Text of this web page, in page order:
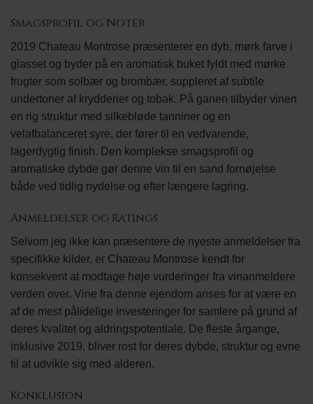
Smagsprofil og Noter
2019 Chateau Montrose præsenterer en dyb, mørk farve i
glasset og byder på en aromatisk buket fyldt med mørke
frugter som solbær og brombær, suppleret af subtile
undertoner af krydderier og tobak. På ganen tilbyder vinen
en rig struktur med silkebløde tanniner og en
velafbalanceret syre, der fører til en vedvarende,
lagerdygtig finish. Den komplekse smagsprofil og
aromatiske dybde gør denne vin til en sand fornøjelse
både ved tidlig nydelse og efter længere lagring.
Anmeldelser og Ratings
Selvom jeg ikke kan præsentere de nyeste anmeldelser fra
specifikke kilder, er Chateau Montrose kendt for
konsekvent at modtage høje vurderinger fra vinanmeldere
verden over. Vine fra denne ejendom anses for at være en
af de mest pålidelige investeringer for samlere på grund af
deres kvalitet og aldringspotentiale. De fleste årgange,
inklusive 2019, bliver rost for deres dybde, struktur og evne
til at udvikle sig med alderen.
Konklusion